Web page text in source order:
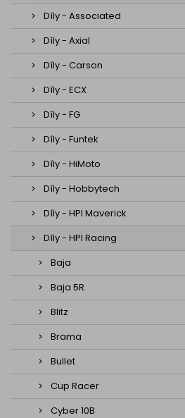
Díly - Associated
Díly - Axial
Díly - Carson
Díly - ECX
Díly - FG
Díly - Funtek
Díly - HiMoto
Díly - Hobbytech
Díly - HPI Maverick
Díly - HPI Racing
Baja
Baja 5R
Blitz
Brama
Bullet
Cup Racer
Cyber 10B